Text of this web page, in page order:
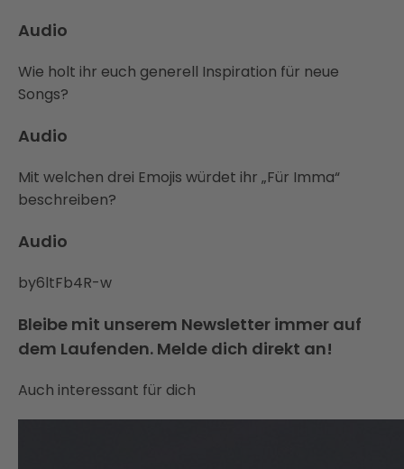
Audio
Wie holt ihr euch generell Inspiration für neue
Songs?
Audio
Mit welchen drei Emojis würdet ihr „Für Imma“
beschreiben?
Audio
by6ltFb4R-w
Bleibe mit unserem Newsletter immer auf
dem Laufenden. Melde dich direkt an!
Auch interessant für dich